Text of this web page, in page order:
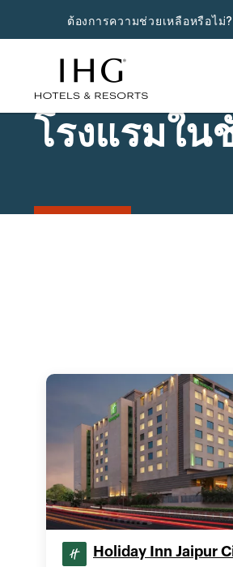
ต้องการความช่วยเหลือหรือไม่?
โรงแรมใน
Holiday Inn Jaipur